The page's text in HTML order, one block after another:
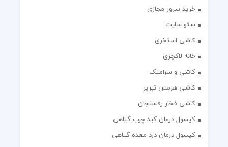
خرید سرور مجازی
سئو سایت
کاشی استخری
خانه لاکچری
کاشی و سرامیک
کاشی هرمس تبریز
کاشی فخار رفسنجان
کپسول درمان کبد چرب گیاهی
کپسول درمان درد معده گیاهی